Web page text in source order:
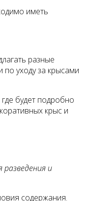
иметь
разные
по уходу за крысами
будет подробно
крыс и
и
содержания.